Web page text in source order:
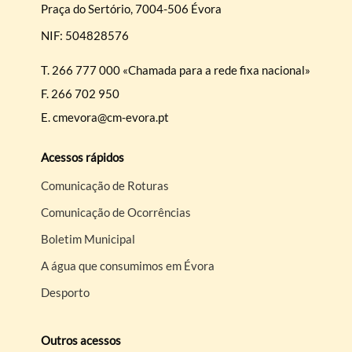
Praça do Sertório, 7004-506 Évora
NIF: 504828576
T. 266 777 000 «Chamada para a rede fixa nacional»
F. 266 702 950
E.cmevora@cm-evora.pt
Acessos rápidos
Comunicação de Roturas
Comunicação de Ocorrências
Boletim Municipal
A água que consumimos em Évora
Desporto
Outros acessos